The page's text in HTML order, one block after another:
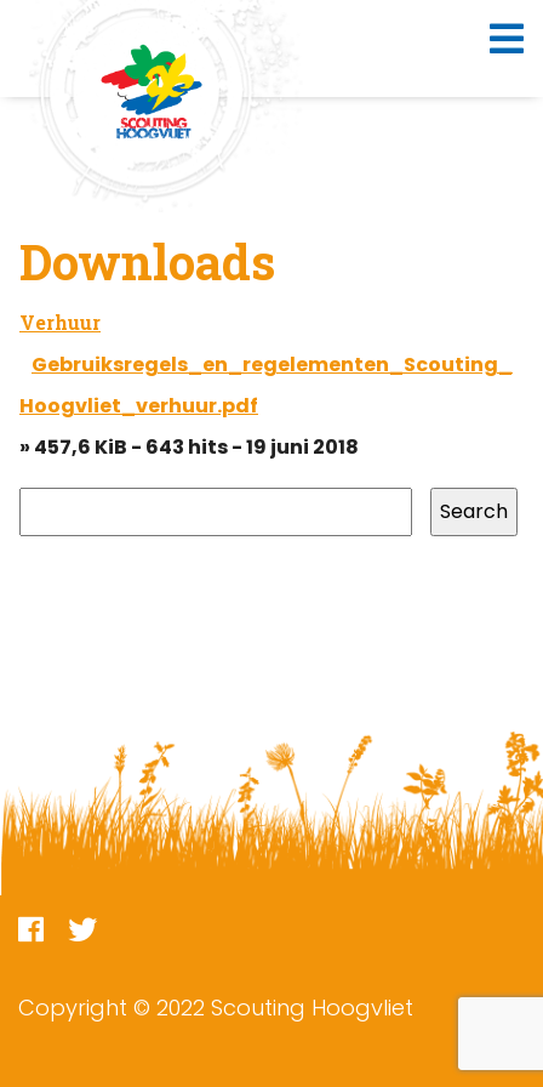
Downloads
Verhuur
Gebruiksregels_en_regelementen_Scouting_
Hoogvliet_verhuur.pdf
» 457,6 KiB - 643 hits - 19 juni 2018
Copyright © 2022 Scouting Hoogvliet